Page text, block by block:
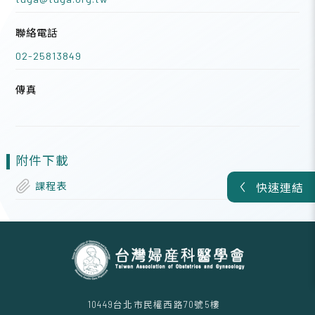
快速連結
聯絡電話
02-25813849
傳真
附件下載
課程表
10449台北市民權西路70號5樓